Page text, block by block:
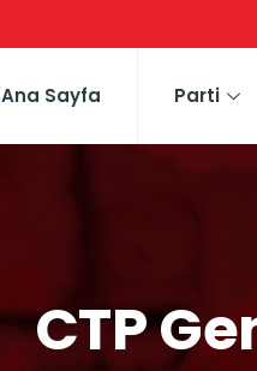
Ana Sayfa Parti
CTP